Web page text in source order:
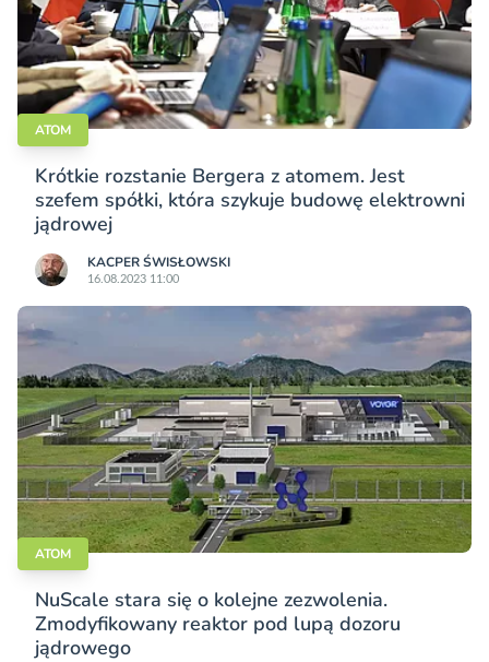
ATOM
Krótkie rozstanie Bergera z atomem. Jest
szefem spółki, która szykuje budowę elektrowni
jądrowej
KACPER ŚWISŁO­WSKI
16.08.2023 11:00
ATOM
NuScale stara się o kolejne zezwolenia.
Zmodyfikowany reaktor pod lupą dozoru
jądrowego